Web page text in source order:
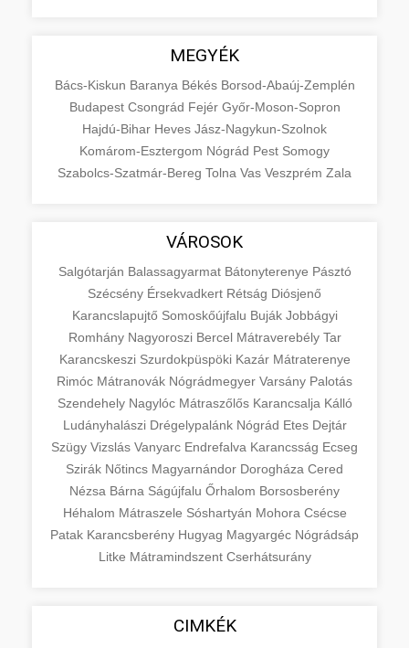
MEGYÉK
Bács-Kiskun Baranya Békés Borsod-Abaúj-Zemplén
Budapest Csongrád Fejér Győr-Moson-Sopron
Hajdú-Bihar Heves Jász-Nagykun-Szolnok
Komárom-Esztergom Nógrád Pest Somogy
Szabolcs-Szatmár-Bereg Tolna Vas Veszprém Zala
VÁROSOK
Salgótarján Balassagyarmat Bátonyterenye Pásztó
Szécsény Érsekvadkert Rétság Diósjenő
Karancslapujtő Somoskőújfalu Buják Jobbágyi
Romhány Nagyoroszi Bercel Mátraverebély Tar
Karancskeszi Szurdokpüspöki Kazár Mátraterenye
Rimóc Mátranovák Nógrádmegyer Varsány Palotás
Szendehely Nagylóc Mátraszőlős Karancsalja Kálló
Ludányhalászi Drégelypalánk Nógrád Etes Dejtár
Szügy Vizslás Vanyarc Endrefalva Karancsság Ecseg
Szirák Nőtincs Magyarnándor Dorogháza Cered
Nézsa Bárna Ságújfalu Őrhalom Borsosberény
Héhalom Mátraszele Sóshartyán Mohora Csécse
Patak Karancsberény Hugyag Magyargéc Nógrádsáp
Litke Mátramindszent Cserhátsurány
CIMKÉK